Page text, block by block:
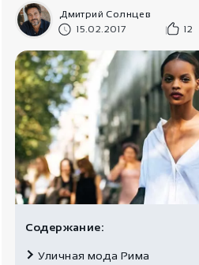
Дмитрий Солнцев
15.02.2017
12
Содержание:
Уличная мода Рима